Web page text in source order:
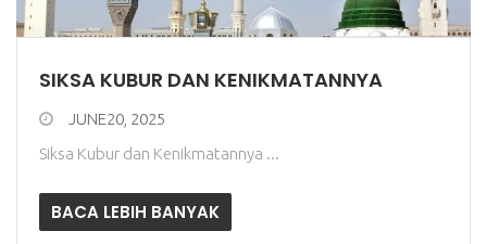
SIKSA KUBUR DAN KENIKMATANNYA
JUNE20, 2025
Siksa Kubur dan Kenikmatannya ...
BACA LEBIH BANYAK